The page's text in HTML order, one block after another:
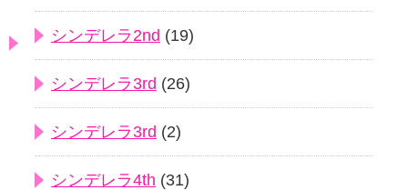
シンデレラ2nd (19)
シンデレラ3rd (26)
シンデレラ3rd (2)
シンデレラ4th (31)